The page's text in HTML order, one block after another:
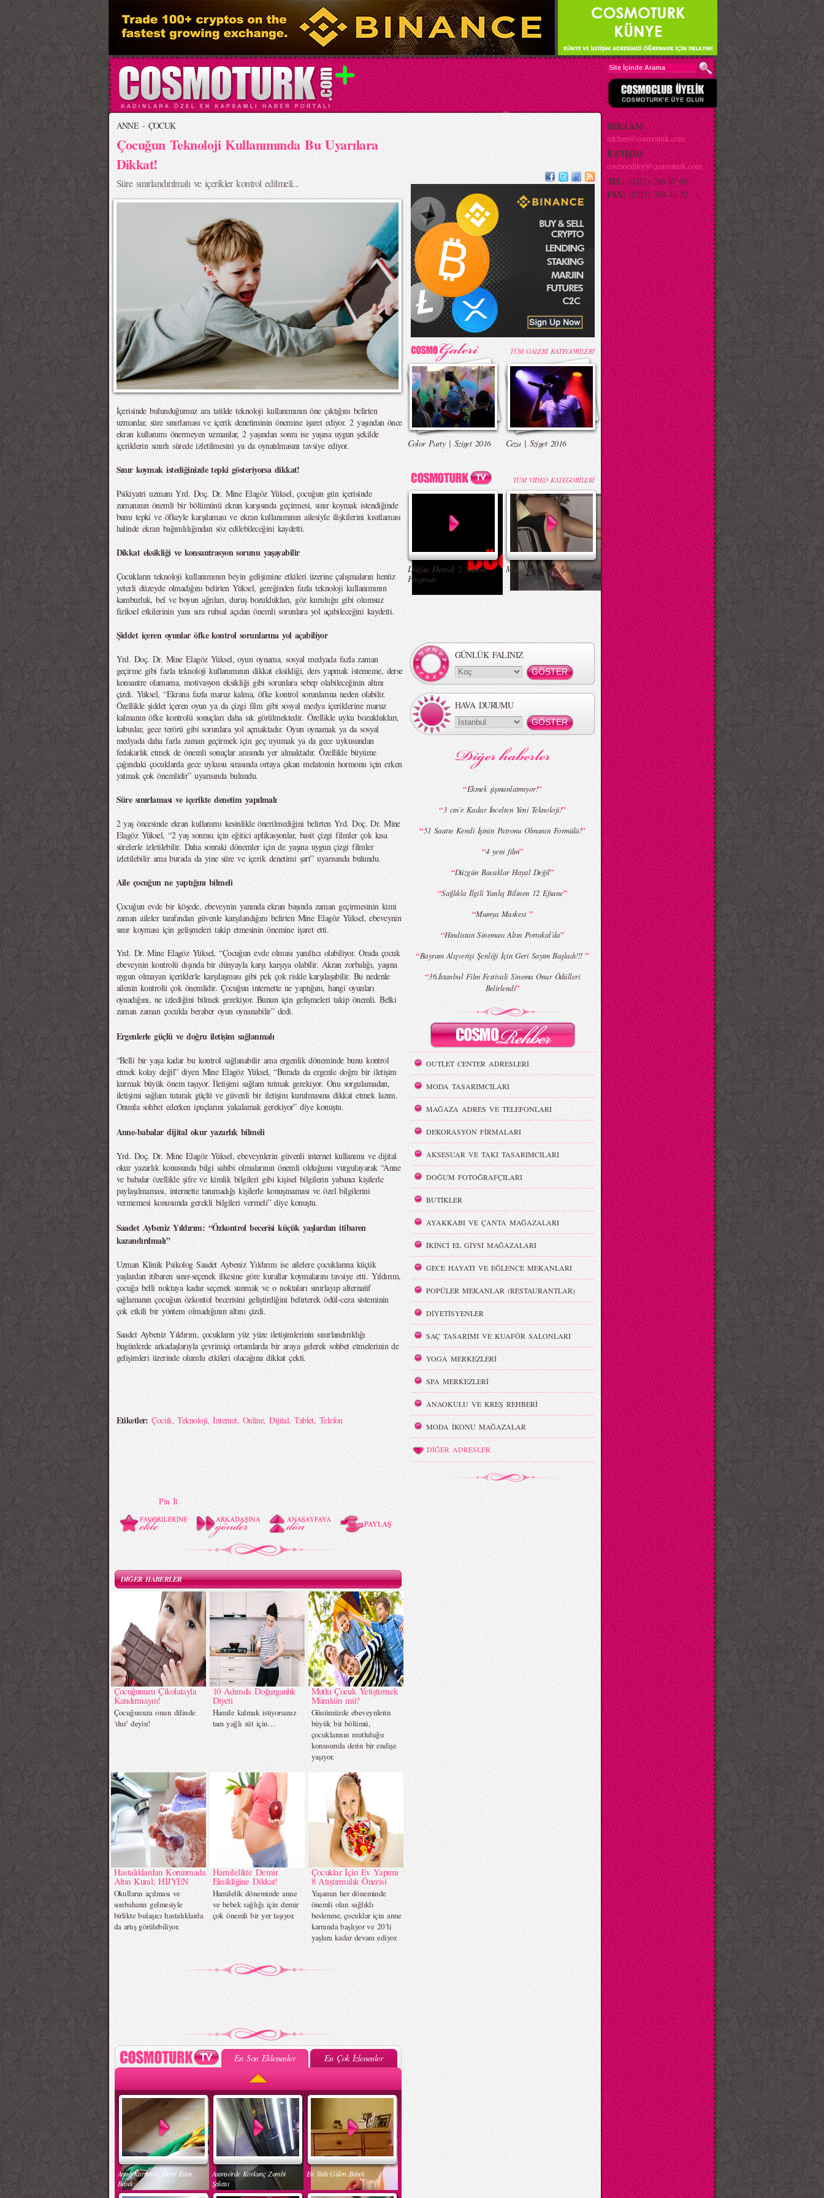
ANNE - ÇOCUK
Çocuğun Teknoloji Kullanımında Bu Uyarılara
Dikkat!
Süre sınırlandırılmalı ve içerikler kontrol edilmeli...
İçerisinde bulunduğumuz ara tatilde teknoloji kullanımının öne çıktığını belirten
uzmanlar, süre sınırlaması ve içerik denetiminin önemine işaret ediyor. 2 yaşından önce
ekran kullanımı önermeyen uzmanlar, 2 yaşından sonra ise yaşına uygun şekilde
içeriklerin sınırlı sürede izletilmesini ya da oynatılmasını tavsiye ediyor.
Sınır koymak istediğinizde tepki gösteriyorsa dikkat!
Psikiyatri uzmanı Yrd. Doç. Dr. Mine Elagöz Yüksel, çocuğun gün içerisinde
zamanının önemli bir bölümünü ekran karşısında geçirmesi, sınır koymak istendiğinde
bunu tepki ve öfkeyle karşılaması ve ekran kullanımının ailesiyle ilişkilerini kısıtlaması
halinde ekran bağımlılığından söz edilebileceğini kaydetti.
Dikkat eksikliği ve konsantrasyon sorunu yaşayabilir
Çocukların teknoloji kullanımının beyin gelişimine etkileri üzerine çalışmaların henüz
yeterli düzeyde olmadığını belirten Yüksel, gereğinden fazla teknoloji kullanımının
kamburluk, bel ve boyun ağrıları, duruş bozuklukları, göz kuruluğu gibi olumsuz
fiziksel etkilerinin yanı sıra ruhsal açıdan önemli sorunlara yol açabileceğini kaydetti.
Şiddet içeren oyunlar öfke kontrol sorunlarına yol açabiliyor
Yrd. Doç. Dr. Mine Elagöz Yüksel, oyun oynama, sosyal medyada fazla zaman
geçirme gibi fazla teknoloji kullanımının dikkat eksikliği, ders yapmak istememe, derse
konsantre olamama, motivasyon eksikliği gibi sorunlara sebep olabileceğinin altını
çizdi. Yüksel, “Ekrana fazla maruz kalma, öfke kontrol sorunlarına neden olabilir.
Özellikle şiddet içeren oyun ya da çizgi film gibi sosyal medya içeriklerine maruz
kalmanın öfke kontrolü sonuçları daha sık görülmektedir. Özellikle uyku bozuklukları,
kabuslar, gece terörü gibi sorunlara yol açmaktadır. Oyun oynamak ya da sosyal
medyada daha fazla zaman geçirmek için geç uyumak ya da gece uykusundan
fedakarlık etmek de önemli sonuçlar arasında yer almaktadır. Özellikle büyüme
çağındaki çocuklarda gece uykusu sırasında ortaya çıkan melatonin hormonu için erken
yatmak çok önemlidir” uyarısında bulundu.
Süre sınırlaması ve içerikte denetim yapılmalı
2 yaş öncesinde ekran kullanımı kesinlikle önerilmediğini belirten Yrd. Doç. Dr. Mine
Elagöz Yüksel, “2 yaş sonrası için eğitici aplikasyonlar, basit çizgi filmler çok kısa
sürelerle izletilebilir. Daha sonraki dönemler için de yaşına uygun çizgi filmler
izletilebilir ama burada da yine süre ve içerik denetimi şart” uyarısında bulundu.
Aile çocuğun ne yaptığını bilmeli
Çocuğun evde bir köşede, ebeveynin yanında ekran başında zaman geçirmesinin kimi
zaman aileler tarafından güvenle karşılandığını belirten Mine Elagöz Yüksel, ebeveynin
sınır koyması için gelişmeleri takip etmesinin önemine işaret etti.
Yrd. Dr. Mine Elagöz Yüksel, “Çocuğun evde olması yanıltıcı olabiliyor. Orada çocuk
ebeveynin kontrolü dışında bir dünyayla karşı karşıya olabilir. Akran zorbalığı, yaşına
uygun olmayan içeriklerle karşılaşması gibi pek çok riskle karşılaşabilir. Bu nedenle
ailenin kontrolü çok önemlidir. Çocuğun internette ne yaptığını, hangi oyunları
oynadığını, ne izlediğini bilmek gerekiyor. Bunun için gelişmeleri takip önemli. Belki
zaman zaman çocukla beraber oyun oynanabilir” dedi.
Ergenlerle güçlü ve doğru iletişim sağlanmalı
“Belli bir yaşa kadar bu kontrol sağlanabilir ama ergenlik döneminde bunu kontrol
etmek kolay değil” diyen Mine Elagöz Yüksel, “Burada da ergenle doğru bir iletişim
kurmak büyük önem taşıyor. İletişimi sağlam tutmak gerekiyor. Onu sorgulamadan,
iletişimi sağlam tutarak güçlü ve güvenli bir iletişim kurulmasına dikkat etmek lazım.
Onunla sohbet ederken ipuçlarını yakalamak gerekiyor” diye konuştu.
Anne-babalar dijital okur yazarlık bilmeli
Yrd. Doç. Dr. Mine Elagöz Yüksel, ebeveynlerin güvenli internet kullanımı ve dijital
okur yazarlık konusunda bilgi sahibi olmalarının önemli olduğunu vurgulayarak “Anne
ve babalar özellikle şifre ve kimlik bilgileri gibi kişisel bilgilerin yabancı kişilerle
paylaşılmaması, internette tanımadığı kişilerle konuşmaması ve özel bilgilerini
vermemesi konusunda gerekli bilgileri vermeli” diye konuştu.
Saadet Aybeniz Yıldırım: “Özkontrol becerisi küçük yaşlardan itibaren
kazandırılmalı”
Uzman Klinik Psikolog Saadet Aybeniz Yıldırım ise ailelere çocuklarına küçük
yaşlardan itibaren sınır-seçenek ilkesine göre kurallar koymalarını tavsiye etti. Yıldırım,
çocuğa belli noktaya kadar seçenek sunmak ve o noktaları sınırlayıp alternatif
sağlamanın çocuğun özkontol becerisini geliştirdiğini belirterek ödül-ceza sisteminin
çok etkili bir yöntem olmadığının altını çizdi.
Saadet Aybeniz Yıldırım, çocukların yüz yüze iletişimlerinin sınırlandırıldığı
bugünlerde arkadaşlarıyla çevrimiçi ortamlarda bir araya gelerek sohbet etmelerinin de
gelişimleri üzerinde olumlu etkileri olacağına dikkat çekti.
Etiketler:Çocuk,Teknoloji,İnternet, Online,Dijital,Tablet, Telefon
Pin It
DİĞER HABERLER
Çocuğunuzu Çikolatayla
Kandırmayın!
Çocuğunuza onun dilinde
‘dur’ deyin!
10 Adımda Doğurganlık
Diyeti
Hamile kalmak istiyorsanız
tam yağlı süt için…
Mutlu Çocuk Yetiştirmek
Mümkün mü?
Günümüzde ebeveynlerin
büyük bir bölümü,
çocuklarının mutluluğu
konusunda derin bir endişe
yaşıyor.
Hastalıklardan Korunmada
Altın Kural; HİJYEN
Okulların açılması ve
sonbaharın gelmesiyle
birlikte bulaşıcı hastalıklarda
da artış görülebiliyor.
Hamilelikte Demir
Eksikliğine Dikkat!
Hamilelik döneminde anne
ve bebek sağlığı için demir
çok önemli bir yer taşıyor.
Çocuklar İçin Ev Yapımı
8 Atıştırmalık Önerisi
Yaşamın her döneminde
önemli olan sağlıklı
beslenme, çocuklar için anne
karnında başlıyor ve 20’li
yaşlara kadar devam ediyor.
En Son Eklenenler En Çok İzlenenler
Anne Karnında Dans Eden
Bebek
Asansörde Korkunç Zombi
Şakası
En Tatlı Gülen Bebek
TÜM GALERİ KATEGORİLERİ
Color Party | Sziget 2016 Ceza | Sziget 2016
TÜM VIDEO KATEGORİLERİ
Düğün Dernek 2 Sünnet -
Fragman
Masa Altı Seksi Şaka
GÜNLÜK FALINIZ
HAVA DURUMU
“Ekmek şişmanlatmıyor!”
“3 cm`e Kadar İncelten Yeni Teknoloji!”
“51 Saatte Kendi İşinin Patronu Olmanın Formülü!”
“4 yeni film”
“Düzgün Bacaklar Hayal Değil”
“Sağlıkla İlgili Yanlış Bilinen 12 Efsane”
“Mumya Maskesi ”
“Hindistan Sineması Altın Portakal’da”
“Bayram Alışverişi Şenliği İçin Geri Sayım Başladı!!!”
“36.İstanbul Film Festivali Sinema Onur Ödülleri
Belirlendi”
OUTLET CENTER ADRESLERİ
MODA TASARIMCILARI
MAĞAZA ADRES VE TELEFONLARI
DEKORASYON FİRMALARI
AKSESUAR VE TAKI TASARIMCILARI
DOĞUM FOTOĞRAFÇILARI
BUTİKLER
AYAKKABI VE ÇANTA MAĞAZALARI
İKİNCİ EL GİYSİ MAĞAZALARI
GECE HAYATI VE EĞLENCE MEKANLARI
POPÜLER MEKANLAR (RESTAURANTLAR)
DİYETİSYENLER
SAÇ TASARIMI VE KUAFÖR SALONLARI
YOGA MERKEZLERİ
SPA MERKEZLERİ
ANAOKULU VE KREŞ REHBERİ
MODA İKONU MAĞAZALAR
DİĞER ADRESLER
REKLAM
reklam@cosmoturk.com
İLETİŞİM
cosmoeditor@cosmoturk.com
TEL: (0212) 280 07 00
FAX: (0212) 244 13 32